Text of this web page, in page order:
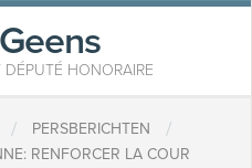
HONORAIRE
/ PERSBERICHTEN /
RENFORCER LA COUR